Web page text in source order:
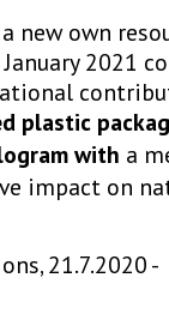
new own
2021
plastic
with a
impact on
21.7.2020 -